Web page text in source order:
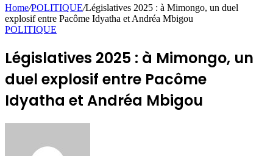
Home/POLITIQUE/Législatives 2025 : à Mimongo, un duel
explosif entre Pacôme Idyatha et Andréa Mbigou
POLITIQUE
Législatives 2025 : à Mimongo, un
duel explosif entre Pacôme
Idyatha et Andréa Mbigou